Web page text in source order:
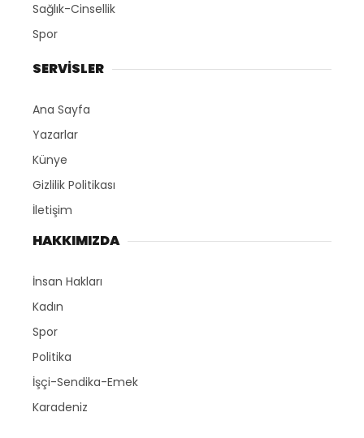
Sağlık-Cinsellik
Spor
SERVİSLER
Ana Sayfa
Yazarlar
Künye
Gizlilik Politikası
İletişim
HAKKIMIZDA
İnsan Hakları
Kadın
Spor
Politika
İşçi-Sendika-Emek
Karadeniz